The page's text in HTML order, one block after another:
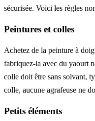
sécurisée. Voici les règles
Peintures et colles
Achetez de la peinture à
fabriquez-la avec du yaourt
colle doit être sans solvant,
colle, aucune agrafeuse ne
Petits éléments